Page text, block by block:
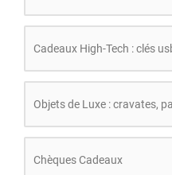
Cadeaux High-Tech : clés
Objets de Luxe : cravates,
Chèques Cadeaux